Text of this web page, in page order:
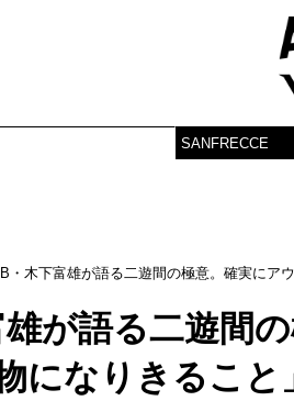
SANFRECCE
・木下富雄が語る二遊間の極意。確実にア
が語る二遊間
になりきること